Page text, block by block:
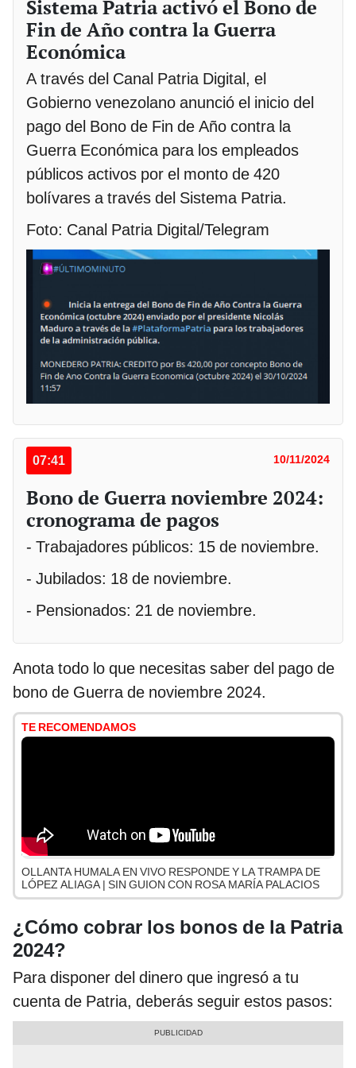
Sistema Patria activó el Bono de
Fin de Año contra la Guerra
Económica
A través del Canal Patria Digital, el
Gobierno venezolano anunció el inicio del
pago del Bono de Fin de Año contra la
Guerra Económica para los empleados
públicos activos por el monto de 420
bolívares a través del Sistema Patria.
Foto: Canal Patria Digital/Telegram
07:41 10/11/2024
Bono de Guerra noviembre 2024:
cronograma de pagos
- Trabajadores públicos: 15 de noviembre.
- Jubilados: 18 de noviembre.
- Pensionados: 21 de noviembre.
Anota todo lo que necesitas saber del pago de
bono de Guerra de noviembre 2024.
TE RECOMENDAMOS
OLLANTA HUMALA EN VIVO RESPONDE Y LA TRAMPA DE
LÓPEZ ALIAGA | SIN GUION CON ROSA MARÍA PALACIOS
¿Cómo cobrar los bonos de la Patria
2024?
Para disponer del dinero que ingresó a tu
cuenta de Patria, deberás seguir estos pasos: